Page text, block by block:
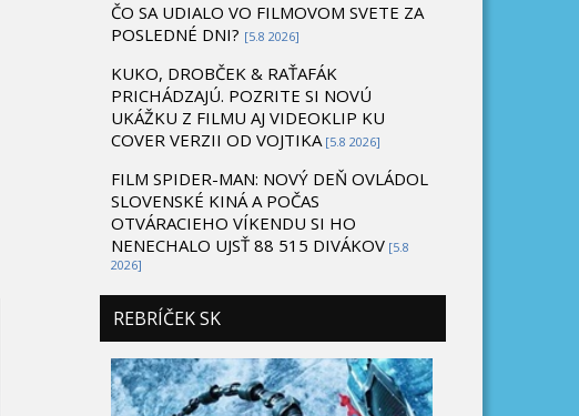
ČO SA UDIALO VO FILMOVOM SVETE ZA
POSLEDNÉ DNI? [5.8 2026]
KUKO, DROBČEK & RAŤAFÁK
PRICHÁDZAJÚ. POZRITE SI NOVÚ
UKÁŽKU Z FILMU AJ VIDEOKLIP KU
COVER VERZII OD VOJTIKA [5.8 2026]
FILM SPIDER-MAN: NOVÝ DEŇ OVLÁDOL
SLOVENSKÉ KINÁ A POČAS
OTVÁRACIEHO VÍKENDU SI HO
NENECHALO UJSŤ 88 515 DIVÁKOV [5.8
2026]
REBRÍČEK SK